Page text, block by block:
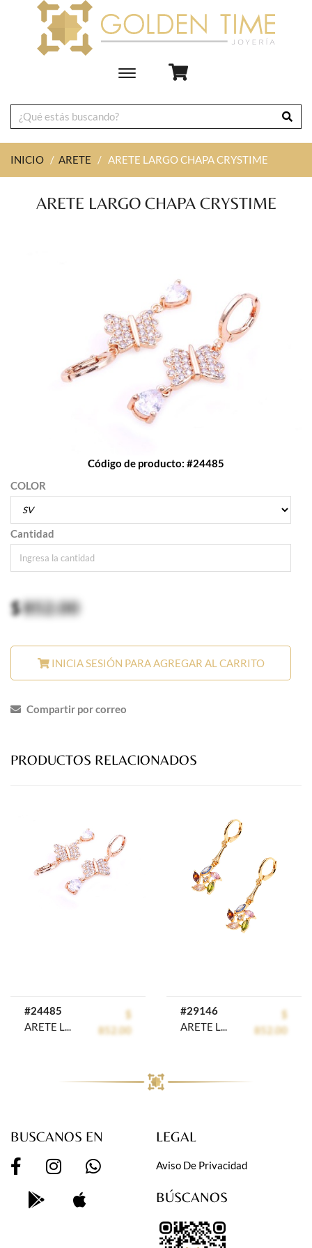
Toggle
navigation
INICIO / ARETE / ARETE LARGO CHAPA CRYSTIME
ARETE LARGO CHAPA CRYSTIME
Código de producto: #24485
COLOR
Cantidad
$852.00
INICIA SESIÓN PARA AGREGAR AL CARRITO
Compartir por correo
PRODUCTOS RELACIONADOS
#24485
$
852.00
#29146
$
852.00
BUSCANOS EN LEGAL
Aviso De Privacidad
BÚSCANOS